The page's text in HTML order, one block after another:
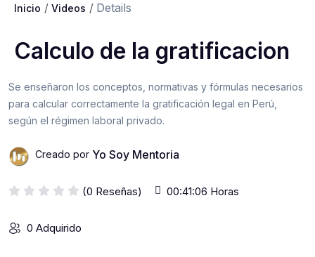
Inicio Videos Details
Calculo de la gratificacion
Se enseñaron los conceptos, normativas y fórmulas necesarios
para calcular correctamente la gratificación legal en Perú,
según el régimen laboral privado.
Creado por Yo Soy Mentoria
(0 Reseñas) 00:41:06 Horas
0 Adquirido